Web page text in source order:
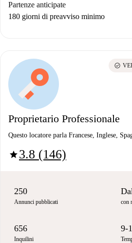
Partenze anticipate
180 giorni di preavviso minimo
Proprietario Professionale
Questo locatore parla Francese, Inglese,
star3.8 (146)
check_circle
250
Annunci pubblicati con
656
Inquilini
9-